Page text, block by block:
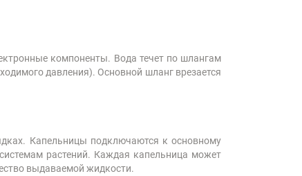
компоненты. Вода течет по шлангам
давления). Основной шланг врезается
Капельницы подключаются к основному
растений. Каждая капельница может
выдаваемой жидкости.